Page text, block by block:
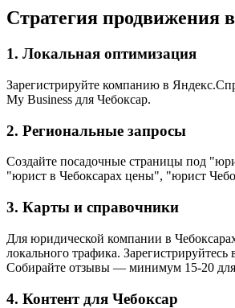
Стратегия продвижения
1. Локальная оптимизация
Зарегистрируйте компанию в
My Business для Чебоксар.
2. Региональные запросы
Создайте посадочные страницы под
"юрист в Чебоксарах цены", "юрист
3. Карты и справочники
Для юридической компании в
локального трафика.
Собирайте отзывы — минимум 15-20
4. Контент для Чебоксар